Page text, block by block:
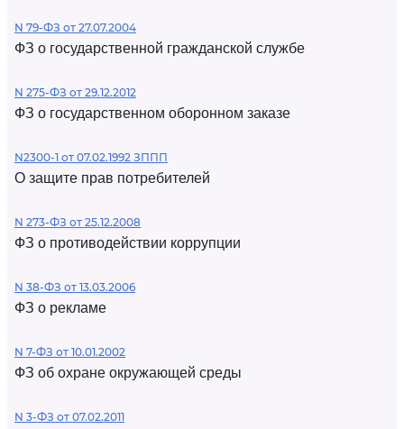
N 79-ФЗ от 27.07.2004
ФЗ о государственной гражданской службе
N 275-ФЗ от 29.12.2012
ФЗ о государственном оборонном заказе
N2300-1 от 07.02.1992 ЗППП
О защите прав потребителей
N 273-ФЗ от 25.12.2008
ФЗ о противодействии коррупции
N 38-ФЗ от 13.03.2006
ФЗ о рекламе
N 7-ФЗ от 10.01.2002
ФЗ об охране окружающей среды
N 3-ФЗ от 07.02.2011